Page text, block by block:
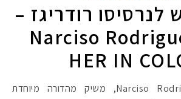
רודריגז –
Narciso
HER IN